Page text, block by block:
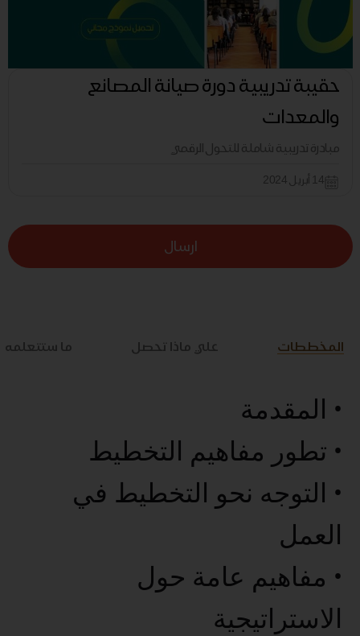
حقيبة تدريبية دورة صيانة المصانع
والمعدات
مبادرة تدريبية شاملة للتحول الرقمي
14 أبريل 2024
ارسال
المخططات علي ماذا تحصل ما ستتعلمه
• المقدمة
• تطور مفاهيم التخطيط
• التوجه نحو التخطيط في
العمل
• مفاهيم عامة حول
الاستراتيجية